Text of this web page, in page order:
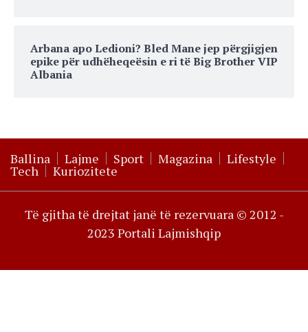
Arbana apo Ledioni? Bled Mane jep përgjigjen
epike për udhëheqeësin e ri të Big Brother VIP
Albania
Ballina Lajme Sport Magazina Lifestyle
Tech Kuriozitete
Të gjitha të drejtat janë të rezervuara © 2012 -
2023 Portali Lajmishqip